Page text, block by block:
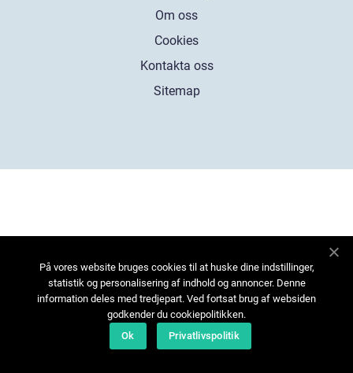
Om oss
Cookies
Kontakta oss
Sitemap
På vores website bruges cookies til at huske dine indstillinger,
statistik og personalisering af indhold og annoncer. Denne
information deles med tredjepart. Ved fortsat brug af websiden
godkender du cookiepolitikken.
Ok
Privatlivspolitik